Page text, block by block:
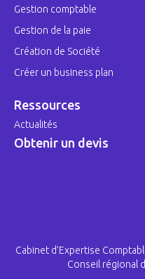
Gestion comptable
Gestion de la paie
Création de Société
Créer un business plan
Ressources
Actualités
Obtenir un devis
Cabinet d’Expertise
Conseil régional